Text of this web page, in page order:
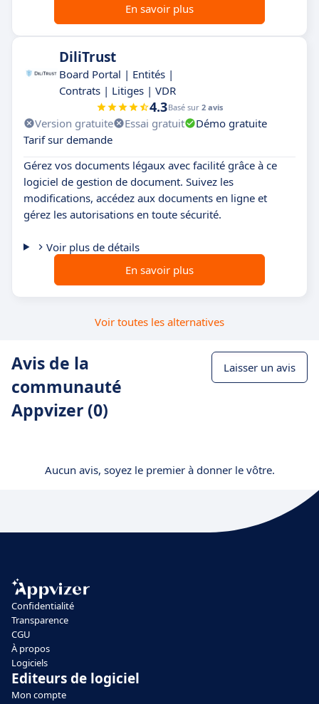
En savoir plus
DiliTrust
Board Portal | Entités |
Contrats | Litiges | VDR
4.3Basé sur 2 avis
Version gratuite Essai gratuit
Démo gratuite
Tarif sur demande
Gérez vos documents légaux avec facilité grâce à ce
logiciel de gestion de document. Suivez les
modifications, accédez aux documents en ligne et
gérez les autorisations en toute sécurité.
Voir plus de détails
En savoir plus
Voir toutes les alternatives
Avis de la
communauté
Appvizer (0)
Laisser un avis
Aucun avis, soyez le premier à donner le vôtre.
Confidentialité
Transparence
CGU
À propos
Logiciels
Editeurs de logiciel
Mon compte